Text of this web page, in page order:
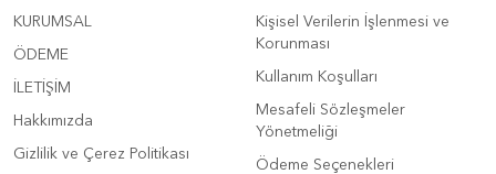
KURUMSAL
ÖDEME
İLETİŞİM
Hakkımızda
Gizlilik ve Çerez Politikası
Kişisel Verilerin İşlenmesi ve
Korunması
Kullanım Koşulları
Mesafeli Sözleşmeler
Yönetmeliği
Ödeme Seçenekleri